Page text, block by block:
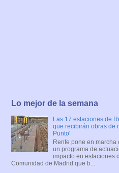
Lo mejor de la semana
Las 17 estaciones de
que recibirán obras de
Punto'
Renfe pone en marcha
un programa de
impacto en estaciones
Comunidad de Madrid que b...